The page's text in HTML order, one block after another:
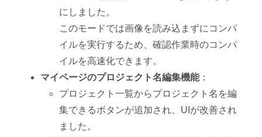
にしました。
このモードでは画像を読み込まずにコンパ
イルを実行するため、確認作業時のコンパ
イルを高速化できます。
マイページのプロジェクト名編集機能：
プロジェクト一覧からプロジェクト名を編
集できるボタンが追加され、UIが改善され
ました。